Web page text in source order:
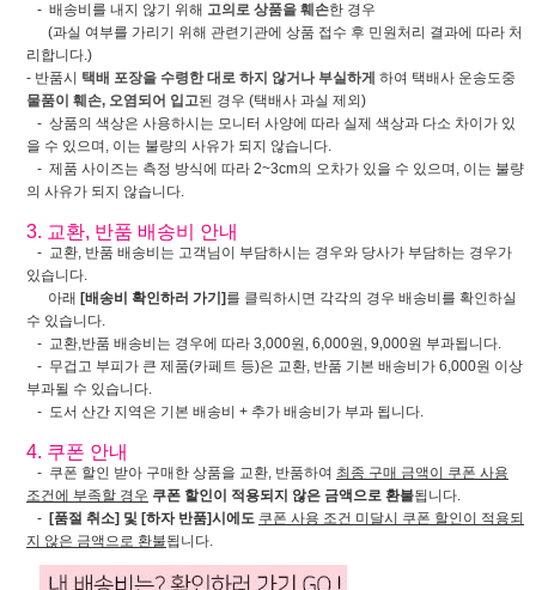
- 배송비를 내지 않기 위해 고의로 상품을 훼손한 경우
(과실 여부를 가리기 위해 관련기관에 상품 접수 후 민원처리 결과에 따라 처
리합니다.)
- 반품시 택배 포장을 수령한 대로 하지 않거나 부실하게 하여 택배사 운송도중
물품이 훼손, 오염되어 입고된 경우 (택배사 과실 제외)
- 상품의 색상은 사용하시는 모니터 사양에 따라 실제 색상과 다소 차이가 있
을 수 있으며, 이는 불량의 사유가 되지 않습니다.
- 제품 사이즈는 측정 방식에 따라 2~3cm의 오차가 있을 수 있으며, 이는 불량
의 사유가 되지 않습니다.
3. 교환, 반품 배송비 안내
- 교환, 반품 배송비는 고객님이 부담하시는 경우와 당사가 부담하는 경우가
있습니다.
아래 [배송비 확인하러 가기] 를 클릭하시면 각각의 경우 배송비를 확인하실
수 있습니다.
- 교환,반품 배송비는 경우에 따라 3,000원, 6,000원, 9,000원 부과됩니다.
- 무겁고 부피가 큰 제품(카페트 등)은 교환, 반품 기본 배송비가 6,000원 이상
부과될 수 있습니다.
- 도서 산간 지역은 기본 배송비 + 추가 배송비가 부과 됩니다.
4. 쿠폰 안내
- 쿠폰 할인 받아 구매한 상품을 교환, 반품하여 최종 구매 금액이 쿠폰 사용
조건에 부족할 경우 쿠폰 할인이 적용되지 않은 금액으로 환불됩니다.
- [품절 취소] 및 [하자 반품]시에도 쿠폰 사용 조건 미달시 쿠폰 할인이 적용되
지 않은 금액으로 환불됩니다.